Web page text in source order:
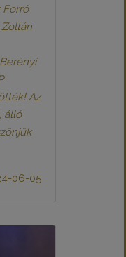
Forró
Zoltán
Az
álló
06-05